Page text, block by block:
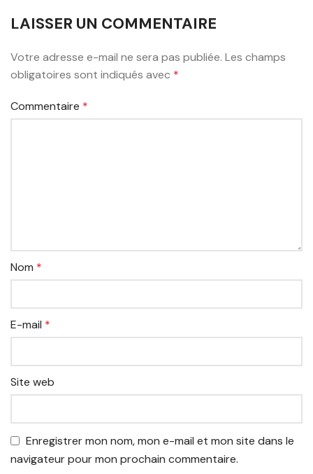
LAISSER UN COMMENTAIRE
Votre adresse e-mail ne sera pas publiée. Les champs
obligatoires sont indiqués avec *
Commentaire *
Nom *
E-mail *
Site web
Enregistrer mon nom, mon e-mail et mon site dans le
navigateur pour mon prochain commentaire.